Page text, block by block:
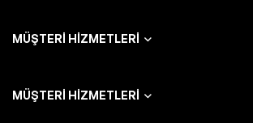
MÜŞTERI HIZMETLERI
MÜŞTERI HIZMETLERI